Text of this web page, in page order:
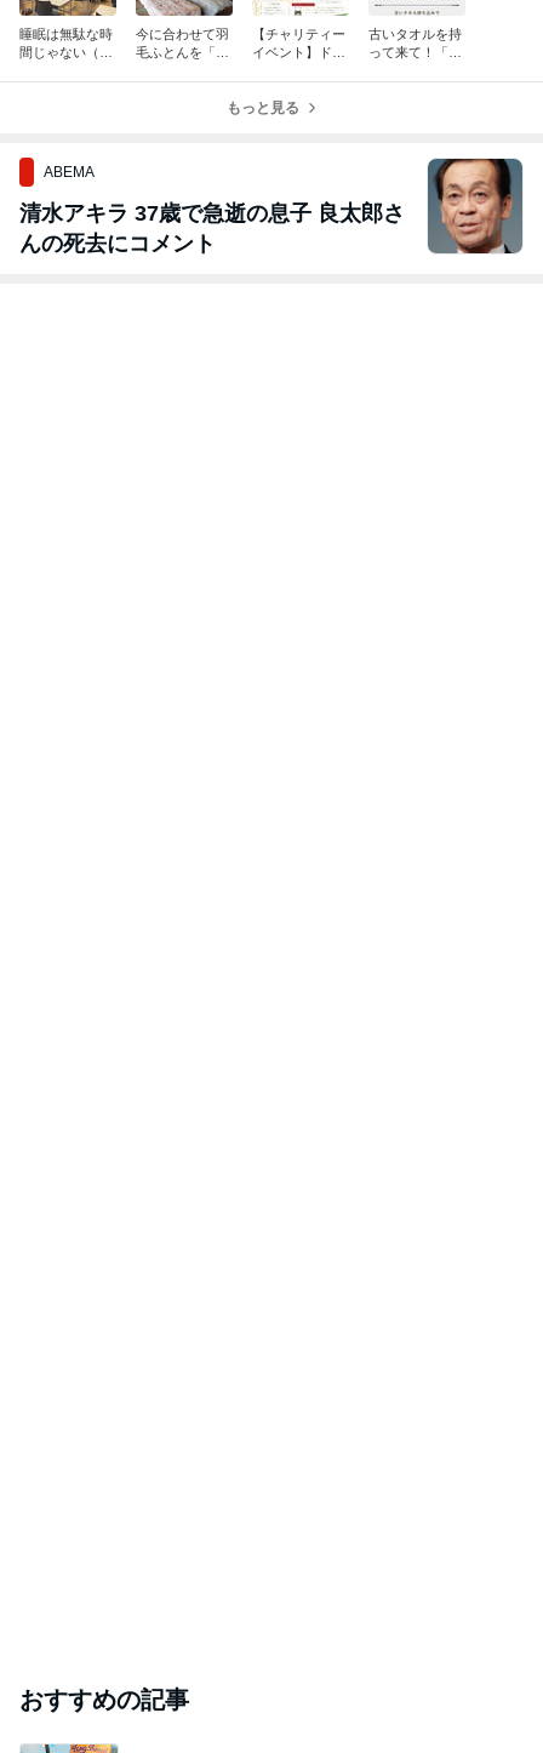
睡眠は無駄な時
間じゃない（健
今に合わせて羽
毛ふとんを「更
【チャリティー
イベント】ドラ
05）
古いタオルを持
って来て！「夏
もっと見る
ABEMA
清水アキラ 37歳で急逝の息子 良太郎さ
んの死去にコメント
おすすめの記事